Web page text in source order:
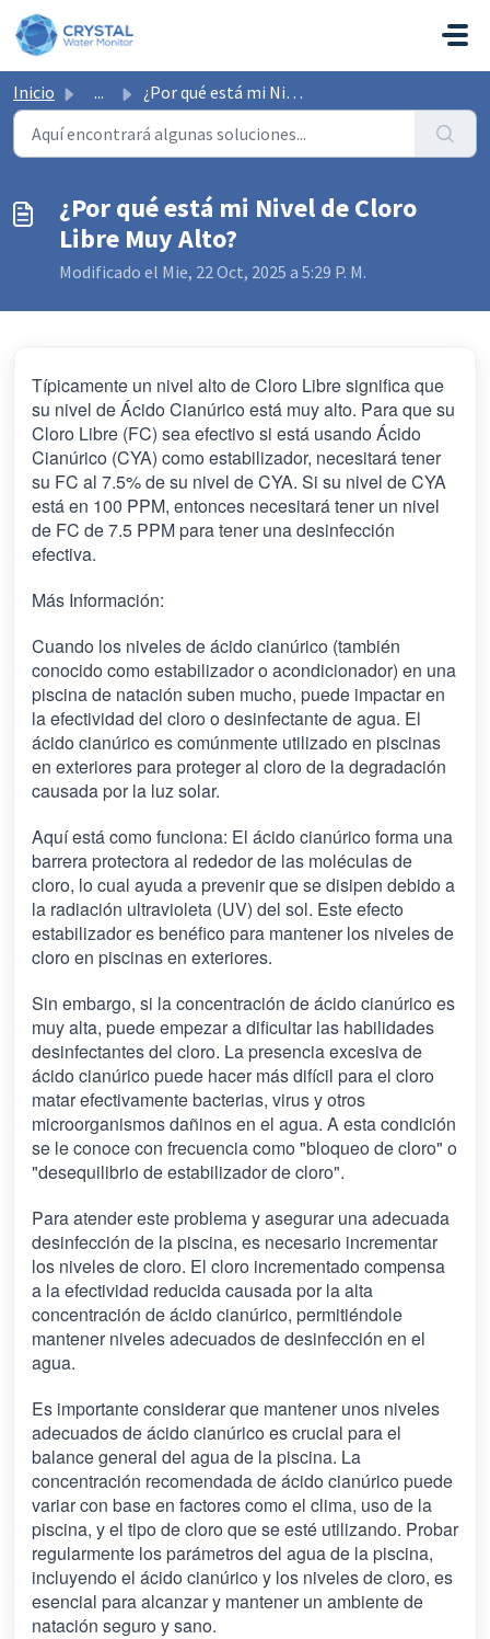
Saltar al contenido principal
Inicio ... ¿Por qué está mi Nivel de Cloro Libre Muy Alto?
¿Por qué está mi Nivel de Cloro
Libre Muy Alto?
Modificado el Mie, 22 Oct, 2025 a 5:29 P. M.
Típicamente un nivel alto de Cloro Libre significa que
su nivel de Ácido Cianúrico está muy alto. Para que su
Cloro Libre (FC) sea efectivo si está usando Ácido
Cianúrico (CYA) como estabilizador, necesitará tener
su FC al 7.5% de su nivel de CYA. Si su nivel de CYA
está en 100 PPM, entonces necesitará tener un nivel
de FC de 7.5 PPM para tener una desinfección
efectiva.
Más Información:
Cuando los niveles de ácido cianúrico (también
conocido como estabilizador o acondicionador) en una
piscina de natación suben mucho, puede impactar en
la efectividad del cloro o desinfectante de agua. El
ácido cianúrico es comúnmente utilizado en piscinas
en exteriores para proteger al cloro de la degradación
causada por la luz solar.
Aquí está como funciona: El ácido cianúrico forma una
barrera protectora al rededor de las moléculas de
cloro, lo cual ayuda a prevenir que se disipen debido a
la radiación ultravioleta (UV) del sol. Este efecto
estabilizador es benéfico para mantener los niveles de
cloro en piscinas en exteriores.
Sin embargo, si la concentración de ácido cianúrico es
muy alta, puede empezar a dificultar las habilidades
desinfectantes del cloro. La presencia excesiva de
ácido cianúrico puede hacer más difícil para el cloro
matar efectivamente bacterias, virus y otros
microorganismos dañinos en el agua. A esta condición
se le conoce con frecuencia como "bloqueo de cloro" o
"desequilibrio de estabilizador de cloro".
Para atender este problema y asegurar una adecuada
desinfección de la piscina, es necesario incrementar
los niveles de cloro. El cloro incrementado compensa
a la efectividad reducida causada por la alta
concentración de ácido cianúrico, permitiéndole
mantener niveles adecuados de desinfección en el
agua.
Es importante considerar que mantener unos niveles
adecuados de ácido cianúrico es crucial para el
balance general del agua de la piscina. La
concentración recomendada de ácido cianúrico puede
variar con base en factores como el clima, uso de la
piscina, y el tipo de cloro que se esté utilizando. Probar
regularmente los parámetros del agua de la piscina,
incluyendo el ácido cianúrico y los niveles de cloro, es
esencial para alcanzar y mantener un ambiente de
natación seguro y sano.